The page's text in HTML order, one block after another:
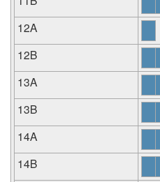
12A
12B
13A
13B
14A
14B